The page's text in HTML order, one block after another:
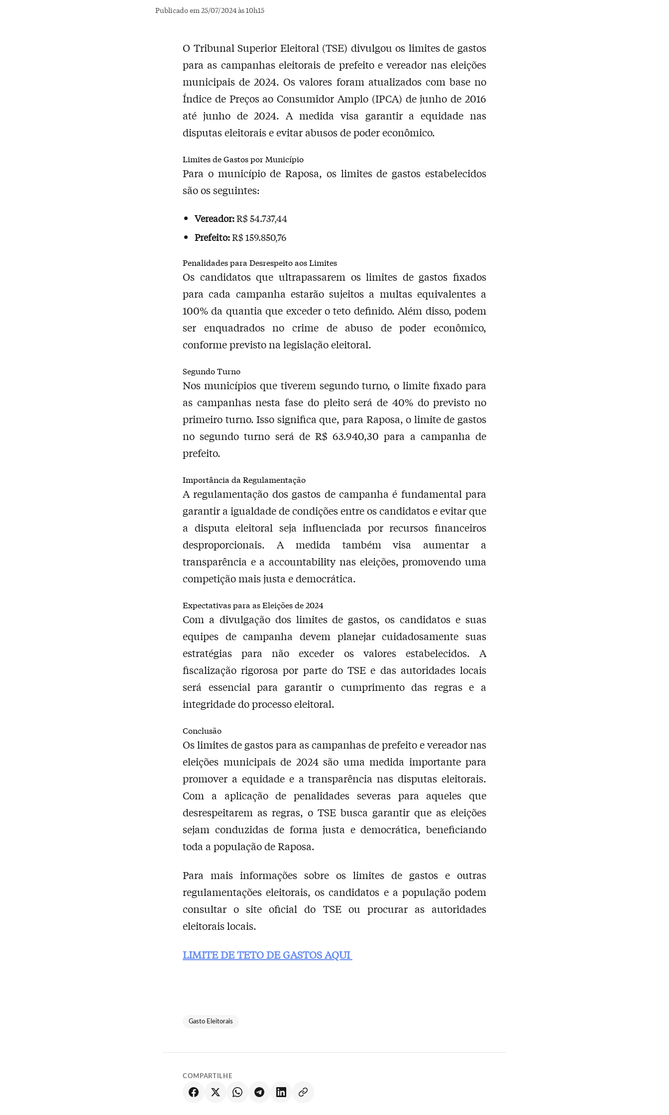
Publicado em 25/07/2024 às 10h15
O Tribunal Superior Eleitoral (TSE) divulgou os limites de gastos
para as campanhas eleitorais de prefeito e vereador nas eleições
municipais de 2024. Os valores foram atualizados com base no
Índice de Preços ao Consumidor Amplo (IPCA) de junho de 2016
até junho de 2024. A medida visa garantir a equidade nas
disputas eleitorais e evitar abusos de poder econômico.
Limites de Gastos por Município
Para o município de Raposa, os limites de gastos estabelecidos
são os seguintes:
Vereador:R$ 54.737,44
Prefeito:R$ 159.850,76
Penalidades para Desrespeito aos Limites
Os candidatos que ultrapassarem os limites de gastos fixados
para cada campanha estarão sujeitos a multas equivalentes a
100% da quantia que exceder o teto definido. Além disso, podem
ser enquadrados no crime de abuso de poder econômico,
conforme previsto na legislação eleitoral.
Segundo Turno
Nos municípios que tiverem segundo turno, o limite fixado para
as campanhas nesta fase do pleito será de 40% do previsto no
primeiro turno. Isso significa que, para Raposa, o limite de gastos
no segundo turno será de R$ 63.940,30 para a campanha de
prefeito.
Importância da Regulamentação
A regulamentação dos gastos de campanha é fundamental para
garantir a igualdade de condições entre os candidatos e evitar que
a disputa eleitoral seja influenciada por recursos financeiros
desproporcionais. A medida também visa aumentar a
transparência e a accountability nas eleições, promovendo uma
competição mais justa e democrática.
Expectativas para as Eleições de 2024
Com a divulgação dos limites de gastos, os candidatos e suas
equipes de campanha devem planejar cuidadosamente suas
estratégias para não exceder os valores estabelecidos. A
fiscalização rigorosa por parte do TSE e das autoridades locais
será essencial para garantir o cumprimento das regras e a
integridade do processo eleitoral.
Conclusão
Os limites de gastos para as campanhas de prefeito e vereador nas
eleições municipais de 2024 são uma medida importante para
promover a equidade e a transparência nas disputas eleitorais.
Com a aplicação de penalidades severas para aqueles que
desrespeitarem as regras, o TSE busca garantir que as eleições
sejam conduzidas de forma justa e democrática, beneficiando
toda a população de Raposa.
Para mais informações sobre os limites de gastos e outras
regulamentações eleitorais, os candidatos e a população podem
consultar o site oficial do TSE ou procurar as autoridades
eleitorais locais.
LIMITE DE TETO DE GASTOS AQUI
Gasto Eleitorais
COMPARTILHE